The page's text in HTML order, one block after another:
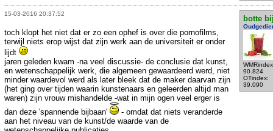
15-03-2016 20:37:52
botte
90.824
OTindex:
39.090
toch klopt het niet dat er zo een ophef is over die pornofilms,
terwijl niets erop wijst dat zijn werk aan de universiteit er onder
lijdt
jaren geleden kwam -na veel discussie- de conclusie dat kunst,
en wetenschappelijk werk, die algemeen gewaardeerd werd, niet
minder waardevol werd als later bleek dat de maker daarvan zijn
(het ging over tijden waarin kunstenaars en geleerden altijd man
waren) zijn vrouw mishandelde -wat in mijn ogen veel erger is
dan deze 'spannende bijbaan'
- omdat dat niets veranderde
aan het niveau van de kunst/de waarde van de